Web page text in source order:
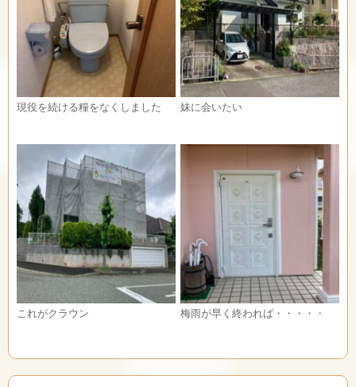
現役を続ける糧をなくしました 妹に会いたい
これがクラウン 梅雨が早く終われば・・・・・